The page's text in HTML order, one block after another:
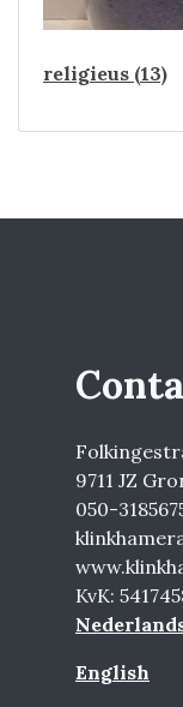
religieus (13)
9711 JZ
050-
KvK:
English